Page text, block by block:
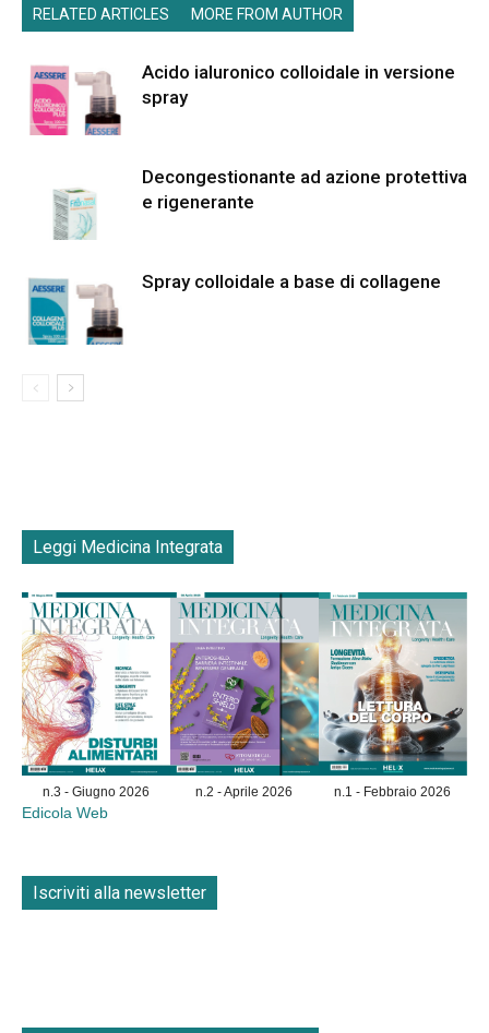
RELATED ARTICLES MORE FROM AUTHOR
Acido ialuronico colloidale in versione
spray
Decongestionante ad azione protettiva
e rigenerante
Spray colloidale a base di collagene
Leggi Medicina Integrata
n.3 - Giugno 2026 n.2 - Aprile 2026 n.1 - Febbraio 2026
Edicola Web
Iscriviti alla newsletter